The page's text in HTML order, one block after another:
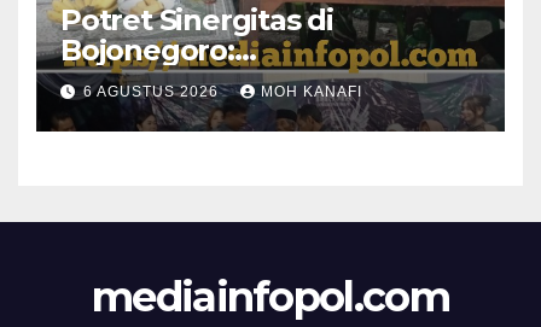
​Potret Sinergitas di
Bojonegoro:
Bhabinkamtibmas dan
Babinsa Hadir Lecehkan
Sekat, Amankan Pesta
6 AGUSTUS 2026 MOH KANAFI
mediainfopol.com